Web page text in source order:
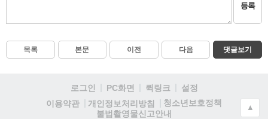
등록
목록 본문 이전 다음 댓글보기
로그인 PC화면 퀵링크
설정
이용약관
개인정보처리방침
청소년보호정책
불법촬영물신고안내
▲